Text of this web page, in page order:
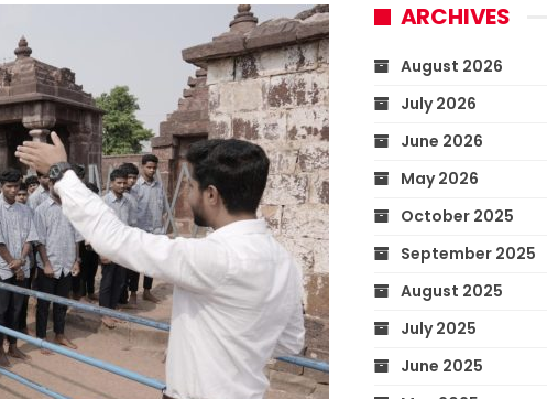
ARCHIVES
August 2026
July 2026
June 2026
May 2026
October 2025
September 2025
August 2025
July 2025
June 2025